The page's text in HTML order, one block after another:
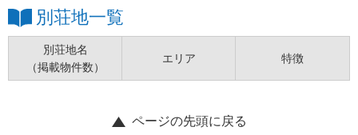
別荘地一覧
別荘地名
（掲載物件数）
エリア 特徴
ページの先頭に戻る